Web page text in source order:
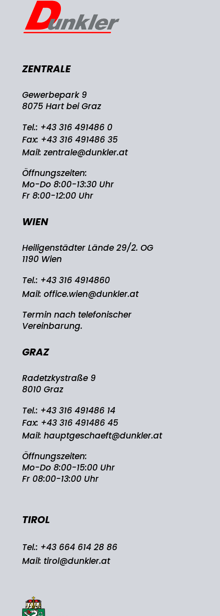
ZENTRALE
Gewerbepark 9
8075 Hart bei Graz
Tel.: +43 316 491486 0
Fax: +43 316 491486 35
Mail: zentrale@dunkler.at
Öffnungszeiten:
Mo-Do 8:00-13:30 Uhr
Fr 8:00-12:00 Uhr
WIEN
Heiligenstädter Lände 29/2. OG
1190 Wien
Tel.: +43 316 4914860
Mail: office.wien@dunkler.at
Termin nach telefonischer
Vereinbarung.
GRAZ
Radetzkystraße 9
8010 Graz
Tel.: +43 316 491486 14
Fax: +43 316 491486 45
Mail: hauptgeschaeft@dunkler.at
Öffnungszeiten:
Mo-Do 8:00-15:00 Uhr
Fr 08:00-13:00 Uhr
TIROL
Tel.: +43 664 614 28 86
Mail: tirol@dunkler.at